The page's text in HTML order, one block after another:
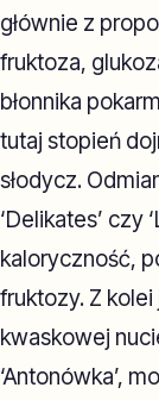
głównie z
fruktoza,
błonnika
tutaj stopień
słodycz.
‘Delikates’ czy
kaloryczność,
fruktozy. Z
kwaskowej
‘Antonówka’,